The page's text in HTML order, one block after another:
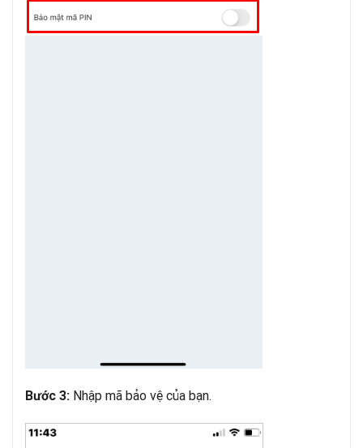
Bước 3: Nhập mã bảo vệ của bạn.